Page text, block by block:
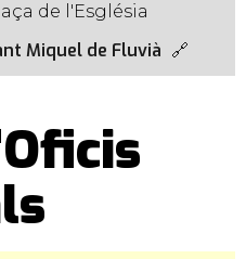
de l'Església
Miquel de Fluvià